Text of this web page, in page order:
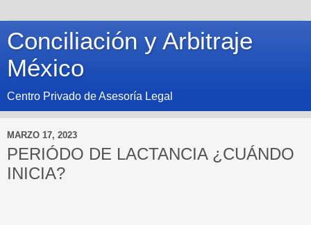
Conciliación y Arbitraje
México
Centro Privado de Asesoría Legal
MARZO 17, 2023
PERIÓDO DE LACTANCIA ¿CUÁNDO
INICIA?